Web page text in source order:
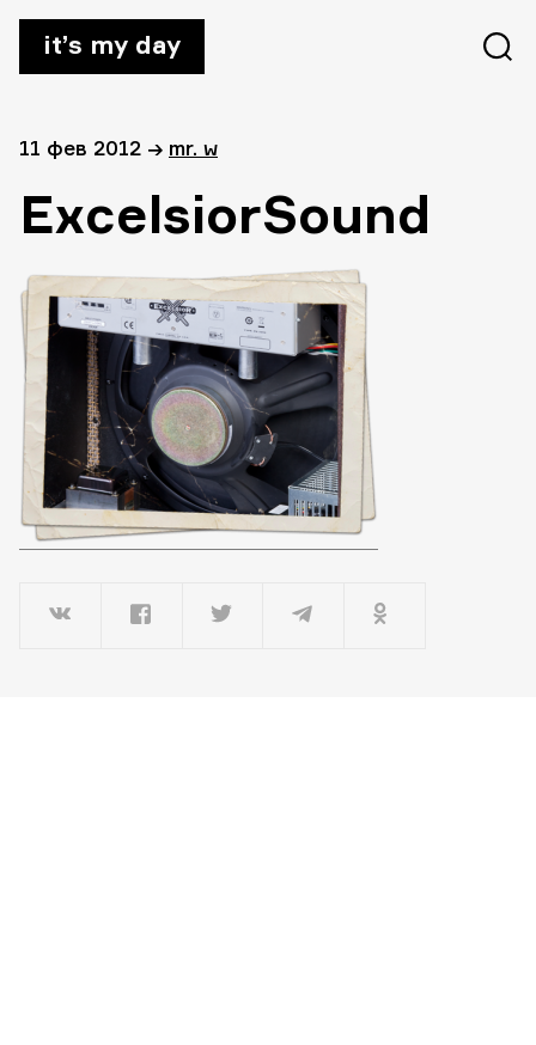
it’s my day
11 фев 2012 → mr. w
ExcelsiorSound